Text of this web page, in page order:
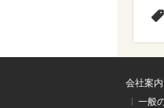
会社案内
一般